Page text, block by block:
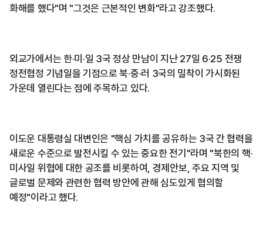
화해를 했다"며 "그것은 근본적인 변화"라고 강조했다.
외교가에서는 한·미·일 3국 정상 만남이 지난 27일 6·25 전쟁
정전협정 기념일을 기점으로 북·중·러 3국의 밀착이 가시화된
가운데 열린다는 점에 주목하고 있다.
이도운 대통령실 대변인은 "핵심 가치를 공유하는 3국 간 협력을
새로운 수준으로 발전시킬 수 있는 중요한 전기"라며 "북한의 핵·
미사일 위협에 대한 공조를 비롯하여, 경제안보, 주요 지역 및
글로벌 문제와 관련한 협력 방안에 관해 심도있게 협의할
예정"이라고 했다.